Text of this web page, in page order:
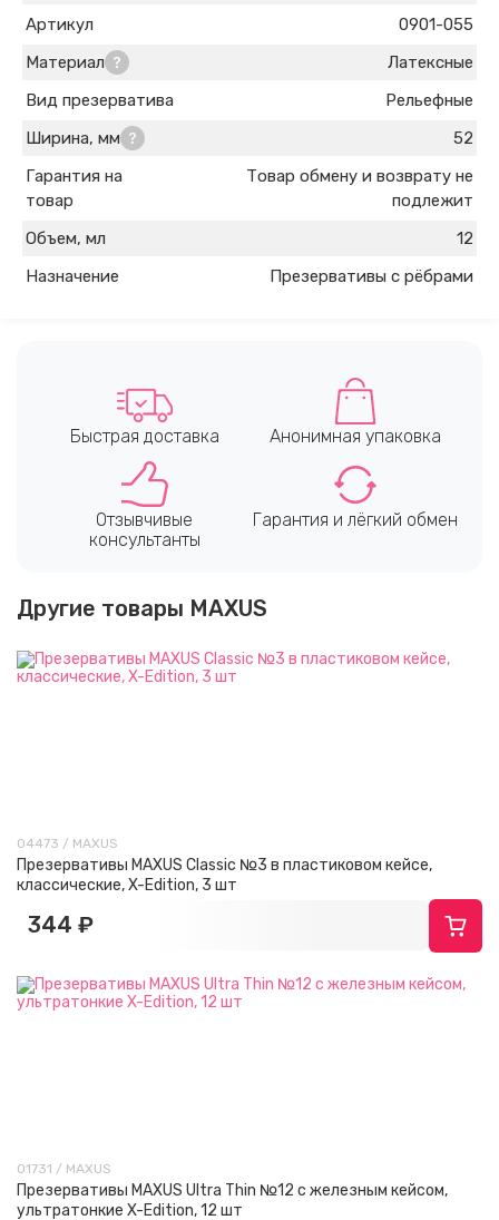
Артикул
0901-055
Материал
Латексные
Вид презерватива
Рельефные
Ширина, мм
52
Гарантия на
товар
Товар обмену и возврату не
подлежит
Объем, мл
12
Назначение
Презервативы с рёбрами
Быстрая доставка Анонимная упаковка
Отзывчивые
консультанты
Гарантия и лёгкий обмен
Другие товары MAXUS
04473 / MAXUS
Презервативы MAXUS Classic №3 в пластиковом кейсе,
классические, X-Edition, 3 шт
344 ₽
01731 / MAXUS
Презервативы MAXUS Ultra Thin №12 с железным кейсом,
ультратонкие X-Edition, 12 шт